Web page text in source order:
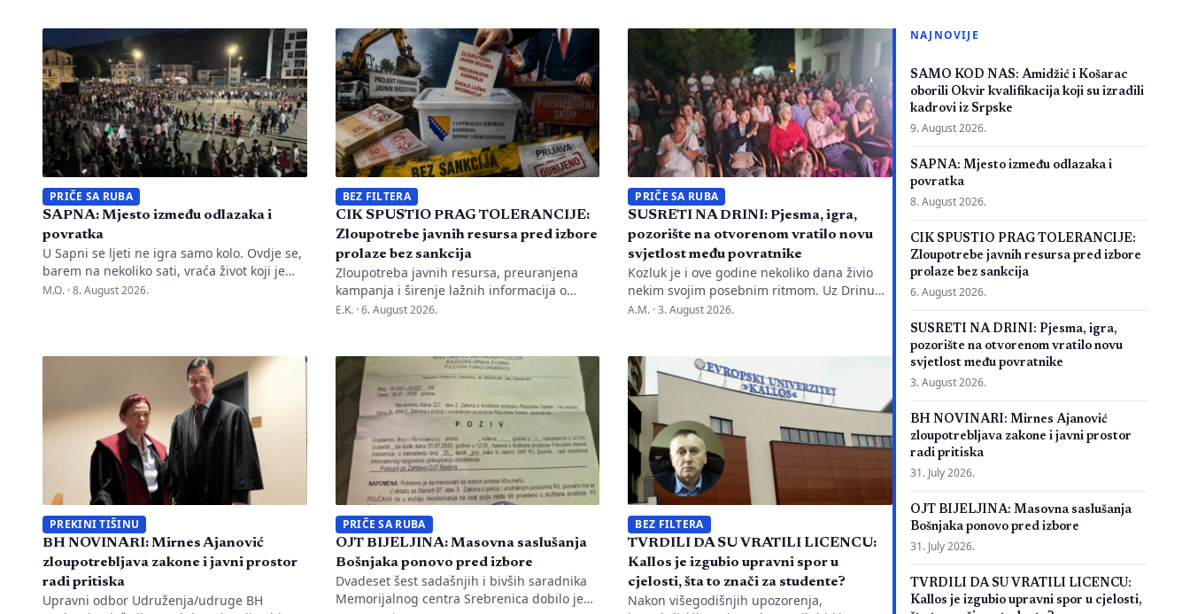
PRIČE SA RUBA
SAPNA: Mjesto između odlazaka i
povratka
U Sapni se ljeti ne igra samo kolo. Ovdje se,
barem na nekoliko sati, vraća život koji je
tokom ostatka godine rasut po Evropi. Dva
mjesta, drugi iz Podrinja i sa sprečanskog
kraja. Neki su došli iz […]
M.O. ·8. August 2026.
BEZ FILTERA
CIK SPUSTIO PRAG TOLERANCIJE:
Zloupotrebe javnih resursa pred izbore
prolaze bez sankcija
Zloupotreba javnih resursa, preuranjena
kampanja i širenje lažnih informacija o
izbornim tehnologijama najčešće su
mjesec dana monitoringa izbornog perioda.
Zbog svega je do sada nadležnim
institucijama upućeno 26 prijava zbog
kršenja više odredaba izbornog
zakonodavstva, ali je Centralna izborna
komisija promijenila pristup u odnosu na
prethodne izborne […]
E.K. ·6. August 2026.
PRIČE SA RUBA
SUSRETI NA DRINI: Pjesma, igra,
pozorište na otvorenom vratilo novu
svjetlost među povratnike
Kozluk je i ove godine nekoliko dana živio
nekim svojim posebnim ritmom. Uz Drinu
su se susreli pjesma, tradicija, gluma i ljudi,
programi zapisani na plakatu, one su način
da jedno mjesto sačuva vlastitu priču. U
Kozluku se tih dana nije samo […]
A.M. ·3. August 2026.
PREKINI TIŠINU
BH NOVINARI: Mirnes Ajanović
zloupotrebljava zakone i javni prostor
radi pritiska
Upravni odbor Udruženja/udruge BH
PRIČE SA RUBA
OJT BIJELJINA: Masovna saslušanja
Bošnjaka ponovo pred izbore
Dvadeset šest sadašnjih i bivših saradnika
Memorijalnog centra Srebrenica dobilo je
BEZ FILTERA
TVRDILI DA SU VRATILI LICENCU:
Kallos je izgubio upravni spor u
cjelosti, šta to znači za studente?
Nakon višegodišnjih upozorenja,
NAJNOVIJE
SAMO KOD NAS: Amidžić i Košarac
oborili Okvir kvalifikacija koji su izradili
kadrovi iz Srpske
9. August 2026.
SAPNA: Mjesto između odlazaka i
povratka
8. August 2026.
CIK SPUSTIO PRAG TOLERANCIJE:
Zloupotrebe javnih resursa pred izbore
prolaze bez sankcija
6. August 2026.
SUSRETI NA DRINI: Pjesma, igra,
pozorište na otvorenom vratilo novu
svjetlost među povratnike
3. August 2026.
BH NOVINARI: Mirnes Ajanović
zloupotrebljava zakone i javni prostor
radi pritiska
31. July 2026.
OJT BIJELJINA: Masovna saslušanja
Bošnjaka ponovo pred izbore
31. July 2026.
TVRDILI DA SU VRATILI LICENCU:
Kallos je izgubio upravni spor u cjelosti,